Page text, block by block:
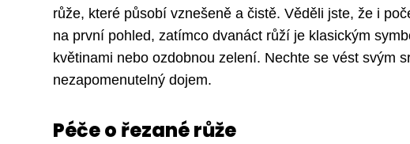
růže, které působí vznešeně a čistě. Věděli jste, že i
na první pohled, zatímco dvanáct růží je klasickým
květinami nebo ozdobnou zelení. Nechte se vést svým
nezapomenutelný dojem.
Péče o řezané růže